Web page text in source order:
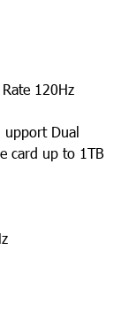
120Hz
upport Dual
card up to 1TB